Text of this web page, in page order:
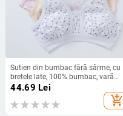
Sutien din bumbac fără sârme, cu
bretele late, 100% bumbac, vară
2024, stil minimalist de bază
44.69 Lei
add_shopping_cart